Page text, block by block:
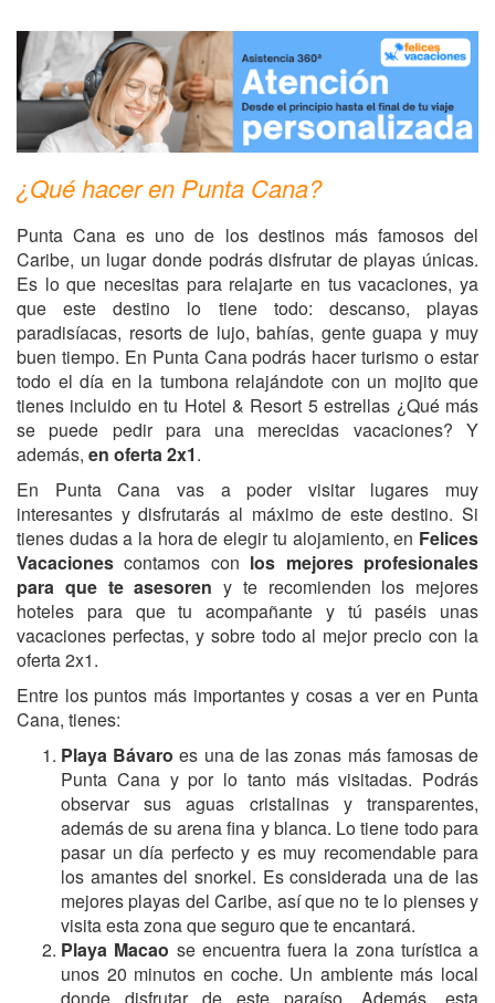
¿Qué hacer en Punta Cana?
Punta Cana es uno de los destinos más famosos del
Caribe, un lugar donde podrás disfrutar de playas únicas.
Es lo que necesitas para relajarte en tus vacaciones, ya
que este destino lo tiene todo: descanso, playas
paradisíacas, resorts de lujo, bahías, gente guapa y muy
buen tiempo. En Punta Cana podrás hacer turismo o estar
todo el día en la tumbona relajándote con un mojito que
tienes incluido en tu Hotel & Resort 5 estrellas ¿Qué más
se puede pedir para una merecidas vacaciones? Y
además, en oferta 2x1.
En Punta Cana vas a poder visitar lugares muy
interesantes y disfrutarás al máximo de este destino. Si
tienes dudas a la hora de elegir tu alojamiento, en Felices
Vacaciones contamos con los mejores profesionales
para que te asesoren y te recomienden los mejores
hoteles para que tu acompañante y tú paséis unas
vacaciones perfectas, y sobre todo al mejor precio con la
oferta 2x1.
Entre los puntos más importantes y cosas a ver en Punta
Cana, tienes:
Playa Bávaro es una de las zonas más famosas de
Punta Cana y por lo tanto más visitadas. Podrás
observar sus aguas cristalinas y transparentes,
además de su arena fina y blanca. Lo tiene todo para
pasar un día perfecto y es muy recomendable para
los amantes del snorkel. Es considerada una de las
mejores playas del Caribe, así que no te lo pienses y
visita esta zona que seguro que te encantará.
Playa Macao se encuentra fuera la zona turística a
unos 20 minutos en coche. Un ambiente más local